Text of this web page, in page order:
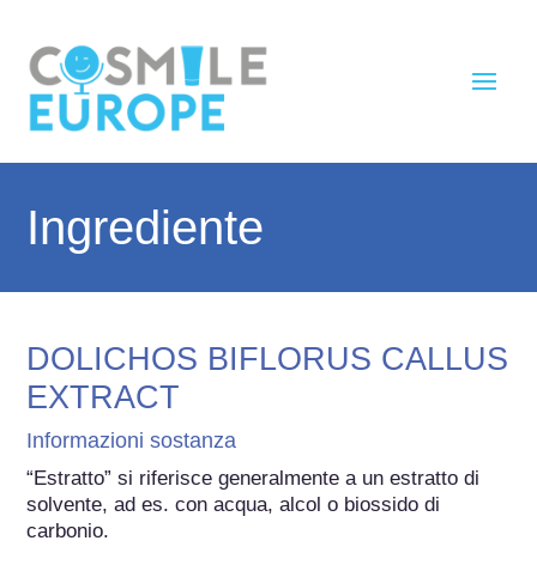
Ingrediente
DOLICHOS BIFLORUS CALLUS
EXTRACT
Informazioni sostanza
“Estratto” si riferisce generalmente a un estratto di
solvente, ad es. con acqua, alcol o biossido di
carbonio.